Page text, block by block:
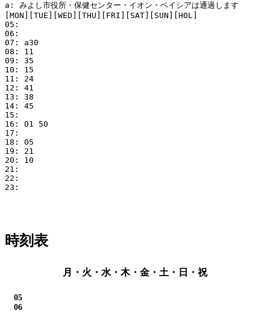
a: みよし市役所・保健センター・イオン・ベイシアは通過します
[MON][TUE][WED][THU][FRI][SAT][SUN][HOL]
05:
06:
07: a30
08: 11
09: 35
10: 15
11: 24
12: 41
13: 38
14: 45
15:
16: 01 50
17:
18: 05
19: 21
20: 10
21:
22:
23:
時刻表
月・火・水・木・金・土・日・祝
05
06